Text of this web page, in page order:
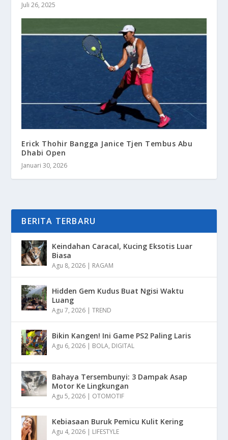
Juli 26, 2025
Erick Thohir Bangga Janice Tjen Tembus Abu
Dhabi Open
Januari 30, 2026
BERITA TERBARU
Keindahan Caracal, Kucing Eksotis Luar
Biasa
Agu 8, 2026 | RAGAM
Hidden Gem Kudus Buat Ngisi Waktu
Luang
Agu 7, 2026 |TREND
Bikin Kangen! Ini Game PS2 Paling Laris
Agu 6, 2026 | BOLA, DIGITAL
Bahaya Tersembunyi: 3 Dampak Asap
Motor Ke Lingkungan
Agu 5, 2026 | OTOMOTIF
Kebiasaan Buruk Pemicu Kulit Kering
Agu 4, 2026 | LIFESTYLE